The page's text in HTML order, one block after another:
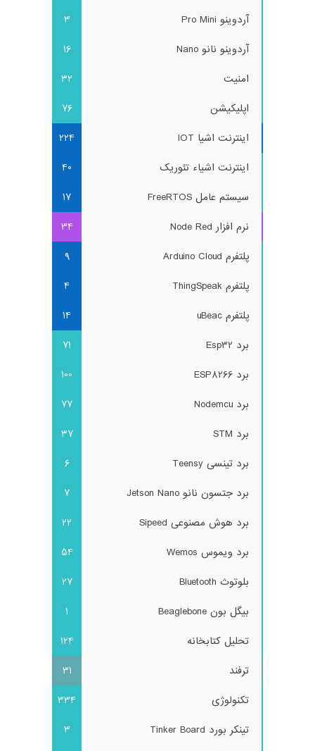
آردوینو Pro Mini
3
آردوینو نانو Nano
16
امنیت
32
اپلیکیشن
76
اینترنت اشیا IOT
224
اینترنت اشیاء تئوریک
40
سیستم عامل FreeRTOS
17
نرم افزار Node Red
34
پلتفرم Arduino Cloud
9
پلتفرم ThingSpeak
4
پلتفرم uBeac
14
برد Esp32
71
برد ESP8266
100
برد Nodemcu
77
برد STM
37
برد تینسی Teensy
6
برد جتسون نانو Jetson Nano
7
برد هوش مصنوعی Sipeed
22
برد ویموس Wemos
54
بلوتوث Bluetooth
27
بیگل بون Beaglebone
1
تحلیل کتابخانه
124
ترفند
31
تکنولوژی
334
تینکر بورد Tinker Board
3